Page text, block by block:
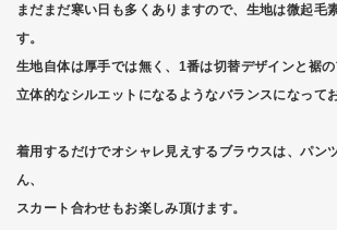
まだまだ寒い日も多くありますので、生地は微起毛
す。
生地自体は厚手では無く、1番は切替デザインと裾
立体的なシルエットになるようなバランスになって
着用するだけでオシャレ見えするブラウスは、パン
ん、
スカート合わせもお楽しみ頂けます。